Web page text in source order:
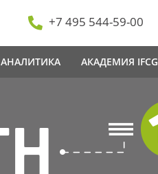
+7 495 544-59-00
АНАЛИТИКА АКАДЕМИЯ IFCG